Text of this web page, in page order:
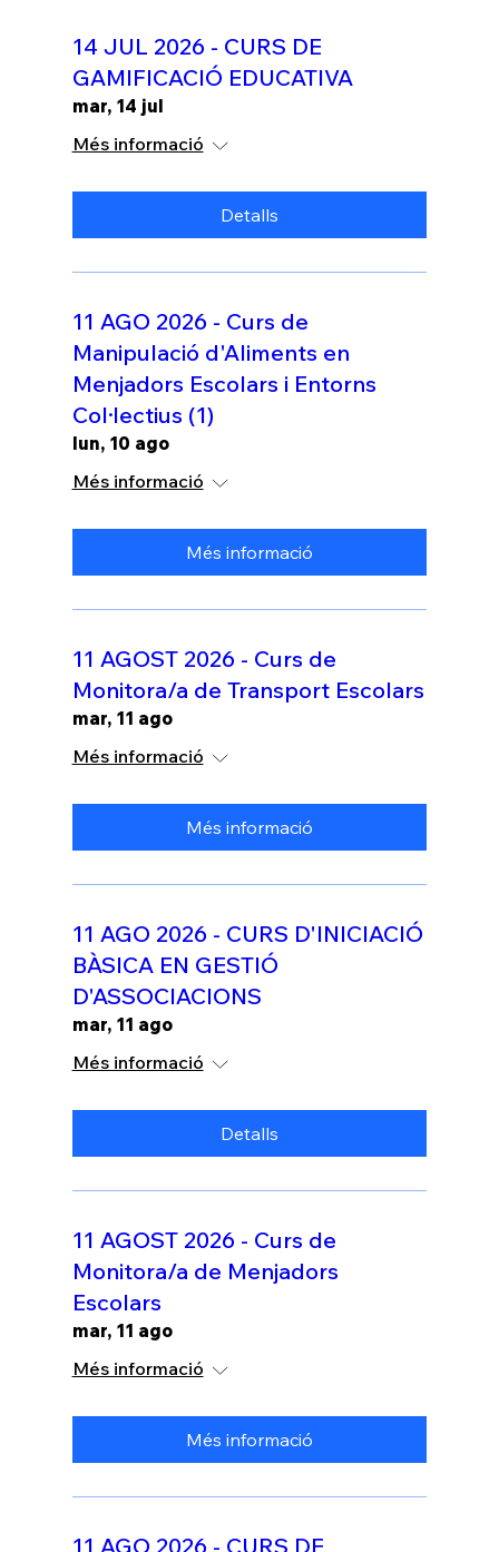
14 JUL 2026 - CURS DE
GAMIFICACIÓ EDUCATIVA
mar, 14 jul
Més informació
Detalls
11 AGO 2026 - Curs de
Manipulació d'Aliments en
Menjadors Escolars i Entorns
Col·lectius (1)
lun, 10 ago
Més informació
Més informació
11 AGOST 2026 - Curs de
Monitora/a de Transport Escolars
mar, 11 ago
Més informació
Més informació
11 AGO 2026 - CURS D'INICIACIÓ
BÀSICA EN GESTIÓ
D'ASSOCIACIONS
mar, 11 ago
Més informació
Detalls
11 AGOST 2026 - Curs de
Monitora/a de Menjadors
Escolars
mar, 11 ago
Més informació
Més informació
11 AGO 2026 - CURS DE